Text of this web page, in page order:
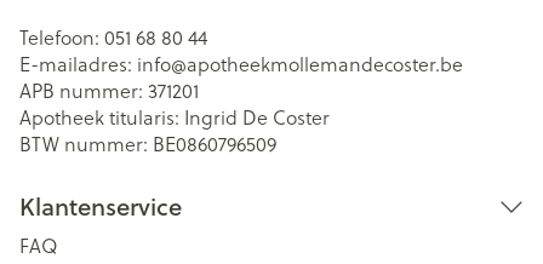
Telefoon: 051 68 80 44
E-mailadres: info@apotheekmollemandecoster.be
APB nummer: 371201
Apotheek titularis: Ingrid De Coster
BTW nummer: BE0860796509
Klantenservice
FAQ